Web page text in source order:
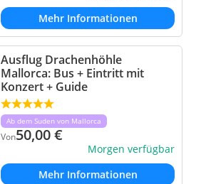
Mehr Informationen
Ausflug Drachenhöhle
Mallorca: Bus + Eintritt mit
Konzert + Guide
Ab dem Suden von Mallorca
Von50,00€
Morgen verfügbar
Mehr Informationen